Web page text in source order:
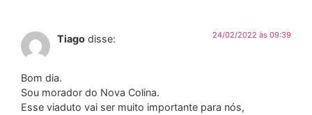
Tiago disse: 24/02/2022 às 09:39
Bom dia.
Sou morador do Nova Colina.
Esse viaduto vai ser muito importante para nós,